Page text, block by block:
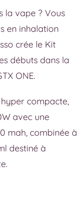
la vape ? Vous
en inhalation
crée le Kit
débuts dans la
ONE.
compacte,
avec une
mah, combinée à
destiné à